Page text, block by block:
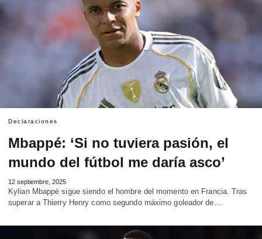
Declaraciones
Mbappé: ‘Si no tuviera pasión, el
mundo del fútbol me daría asco’
12 septiembre, 2025
Kylian Mbappé sigue siendo el hombre del momento en Francia. Tras
superar a Thierry Henry como segundo máximo goleador de…